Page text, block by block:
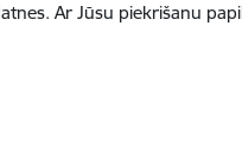
Ar Jūsu piekrišanu